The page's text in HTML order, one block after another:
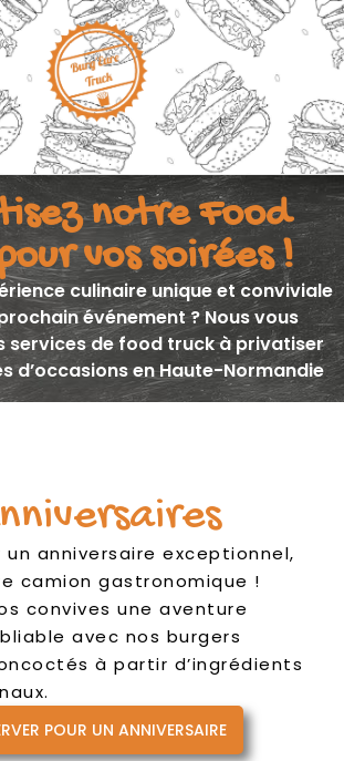
notre Food
vos soirées !
culinaire unique et conviviale
événement ? Nous vous
services de food truck à privatiser
d’occasions en Haute-Normandie
un anniversaire exceptionnel,
camion gastronomique !
convives une aventure
avec nos burgers
à partir d’ingrédients
POUR UN ANNIVERSAIRE